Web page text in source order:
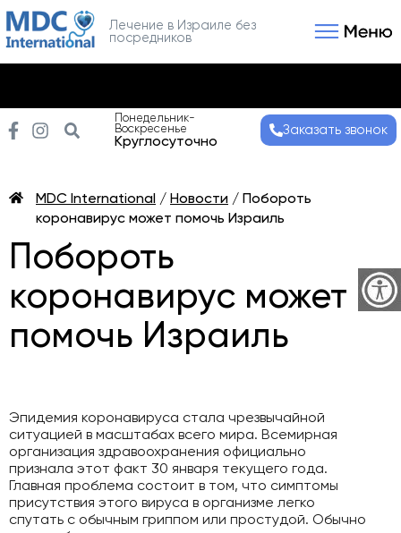
Лечение в Израиле без
посредников
Понедельник-
Воскресенье
Круглосуточно
Заказать звонок
MDC International / Новости / Побороть
коронавирус может помочь Израиль
Побороть
коронавирус может
помочь Израиль
Эпидемия коронавируса стала чрезвычайной
ситуацией в масштабах всего мира. Всемирная
организация здравоохранения официально
признала этот факт 30 января текущего года.
Главная проблема состоит в том, что симптомы
присутствия этого вируса в организме легко
спутать с обычным гриппом или простудой. Обычно